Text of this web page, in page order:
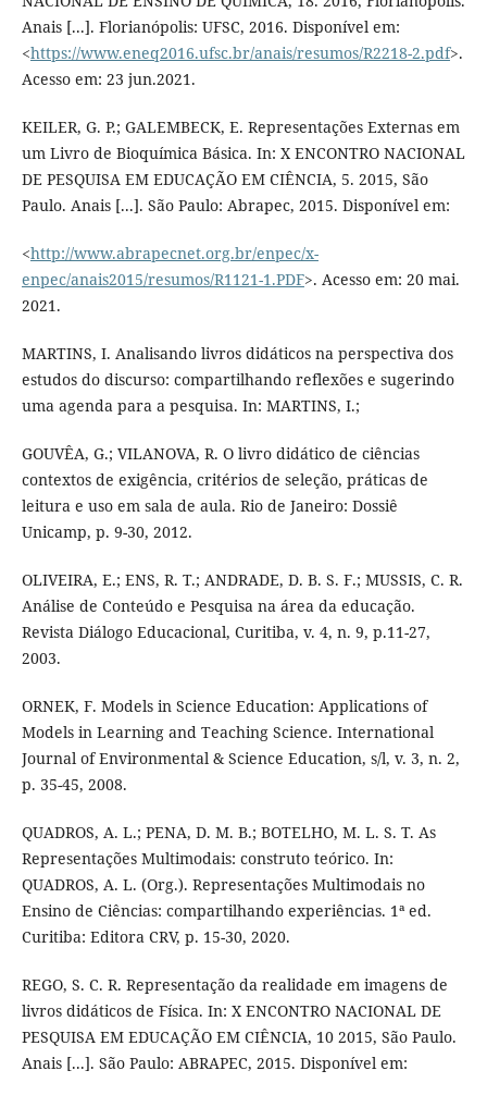
Anais [...]. Florianópolis: UFSC, 2016. Disponível em:
<https://www.eneq2016.ufsc.br/anais/resumos/R2218-2.pdf>.
Acesso em: 23 jun.2021.
KEILER, G. P.; GALEMBECK, E. Representações Externas em
um Livro de Bioquímica Básica. In: X ENCONTRO NACIONAL
DE PESQUISA EM EDUCAÇÃO EM CIÊNCIA, 5. 2015, São
Paulo. Anais [...]. São Paulo: Abrapec, 2015. Disponível em:
<http://www.abrapecnet.org.br/enpec/x-
enpec/anais2015/resumos/R1121-1.PDF>. Acesso em: 20 mai.
2021.
MARTINS, I. Analisando livros didáticos na perspectiva dos
estudos do discurso: compartilhando reflexões e sugerindo
uma agenda para a pesquisa. In: MARTINS, I.;
GOUVÊA, G.; VILANOVA, R. O livro didático de ciências
contextos de exigência, critérios de seleção, práticas de
leitura e uso em sala de aula. Rio de Janeiro: Dossiê
Unicamp, p. 9-30, 2012.
OLIVEIRA, E.; ENS, R. T.; ANDRADE, D. B. S. F.; MUSSIS, C. R.
Análise de Conteúdo e Pesquisa na área da educação.
Revista Diálogo Educacional, Curitiba, v. 4, n. 9, p.11-27,
2003.
ORNEK, F. Models in Science Education: Applications of
Models in Learning and Teaching Science. International
Journal of Environmental & Science Education, s/l, v. 3, n. 2,
p. 35-45, 2008.
QUADROS, A. L.; PENA, D. M. B.; BOTELHO, M. L. S. T. As
Representações Multimodais: construto teórico. In:
QUADROS, A. L. (Org.). Representações Multimodais no
Ensino de Ciências: compartilhando experiências. 1ª ed.
Curitiba: Editora CRV, p. 15-30, 2020.
REGO, S. C. R. Representação da realidade em imagens de
livros didáticos de Física. In: X ENCONTRO NACIONAL DE
PESQUISA EM EDUCAÇÃO EM CIÊNCIA, 10 2015, São Paulo.
Anais [...]. São Paulo: ABRAPEC, 2015. Disponível em: